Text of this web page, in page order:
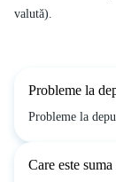
valută).
Probleme la
Probleme la
Care este